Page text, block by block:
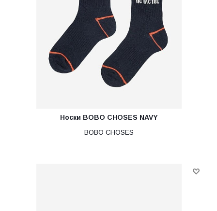
Носки BOBO CHOSES NAVY
BOBO CHOSES